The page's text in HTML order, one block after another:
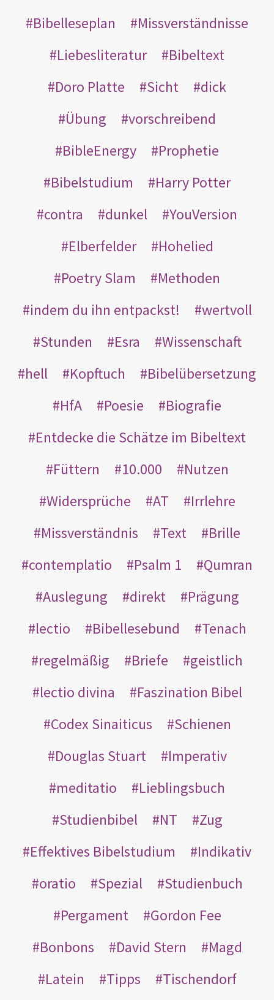
Bibelleseplan
Missverständnisse
Liebesliteratur
Bibeltext
Doro Platte
Sicht
dick
Übung
vorschreibend
BibleEnergy
Prophetie
Bibelstudium
Harry Potter
contra
dunkel
YouVersion
Elberfelder
Hohelied
Poetry Slam
Methoden
indem du ihn entpackst!
wertvoll
Stunden
Esra
Wissenschaft
hell
Kopftuch
Bibelübersetzung
HfA
Poesie
Biografie
Entdecke die Schätze im Bibeltext
Füttern
10.000
Nutzen
Widersprüche
AT
Irrlehre
Missverständnis
Text
Brille
contemplatio
Psalm 1
Qumran
Auslegung
direkt
Prägung
lectio
Bibellesebund
Tenach
regelmäßig
Briefe
geistlich
lectio divina
Faszination Bibel
Codex Sinaiticus
Schienen
Douglas Stuart
Imperativ
meditatio
Lieblingsbuch
Studienbibel
NT
Zug
Effektives Bibelstudium
Indikativ
oratio
Spezial
Studienbuch
Pergament
Gordon Fee
Bonbons
David Stern
Magd
Latein
Tipps
Tischendorf